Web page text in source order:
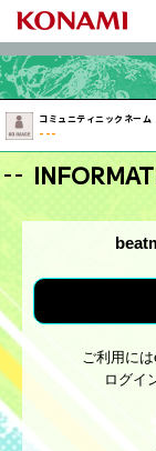
コミュニティニックネーム
---
ご利用に
ログイ